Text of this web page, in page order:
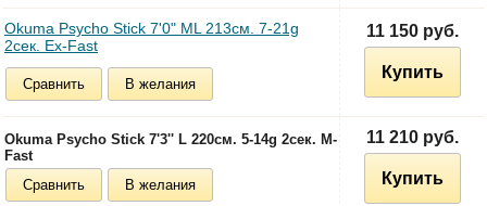
Okuma Psycho Stick 7'0" ML 213см. 7-21g
2сек. Ex-Fast
Сравнить В желания
11 150 руб.
Купить
Okuma Psycho Stick 7'3'' L 220см. 5-14g 2сек. M-
Fast
Сравнить
В желания
11 210 руб.
Купить